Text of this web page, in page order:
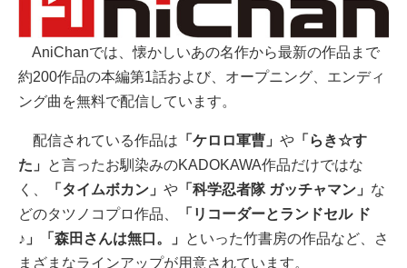
AniChanでは、懐かしいあの名作から最新の作品まで
約200作品の本編第1話および、オープニング、エンディ
ング曲を無料で配信しています。
配信されている作品は 「ケロロ軍曹」 や 「らき☆す
た」
と言ったお馴染みのKADOKAWA作品だけではな
く、
「タイムボカン」 や 「科学忍者隊 ガッチャマン」 な
どのタツノコプロ作品、
「リコーダーとランドセル ド
♪」「森田さんは無口。」
といった竹書房の作品など、さ
まざまなラインアップが用意されています。